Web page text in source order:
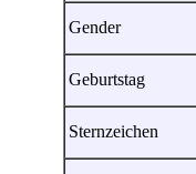
Gender
Geburtstag
Sternzeichen